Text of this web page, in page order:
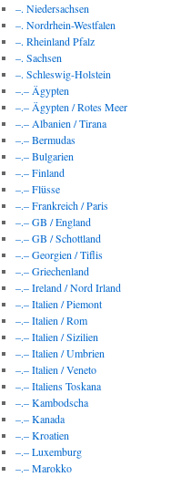
–. Niedersachsen
–. Nordrhein-Westfalen
–. Rheinland Pfalz
–. Sachsen
–. Schleswig-Holstein
–.– Ägypten
–.– Ägypten / Rotes Meer
–.– Albanien / Tirana
–.– Bermudas
–.– Bulgarien
–.– Finland
–.– Flüsse
–.– Frankreich / Paris
–.– GB / England
–.– GB / Schottland
–.– Georgien / Tiflis
–.– Griechenland
–.– Ireland / Nord Irland
–.– Italien / Piemont
–.– Italien / Rom
–.– Italien / Sizilien
–.– Italien / Umbrien
–.– Italien / Veneto
–.– Italiens Toskana
–.– Kambodscha
–.– Kanada
–.– Kroatien
–.– Luxemburg
–.– Marokko